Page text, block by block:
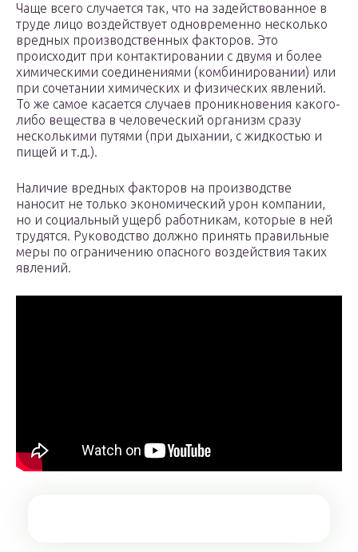
Чаще всего случается так, что на задействованное в
труде лицо воздействует одновременно несколько
вредных производственных факторов. Это
происходит при контактировании с двумя и более
химическими соединениями (комбинировании) или
при сочетании химических и физических явлений.
То же самое касается случаев проникновения какого-
либо вещества в человеческий организм сразу
несколькими путями (при дыхании, с жидкостью и
пищей и т.д.).
Наличие вредных факторов на производстве
наносит не только экономический урон компании,
но и социальный ущерб работникам, которые в ней
трудятся. Руководство должно принять правильные
меры по ограничению опасного воздействия таких
явлений.